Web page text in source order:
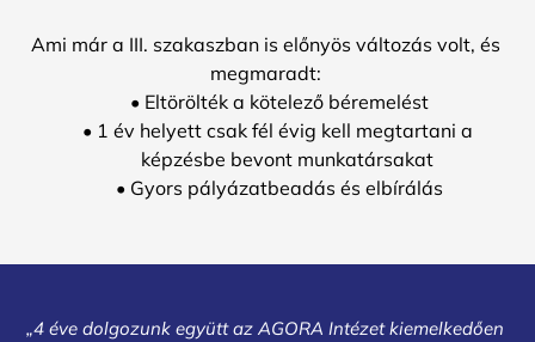
Ami már a III. szakaszban is előnyös változás volt, és
megmaradt:
Eltörölték a kötelező béremelést
1 év helyett csak fél évig kell megtartani a
képzésbe bevont munkatársakat
Gyors pályázatbeadás és elbírálás
„4 éve dolgozunk együtt az AGORA Intézet kiemelkedően